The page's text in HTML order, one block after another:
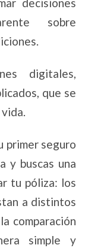
sobre
digitales,
que se
primer seguro
y buscas una
tu póliza: los
a distintos
comparación
simple y